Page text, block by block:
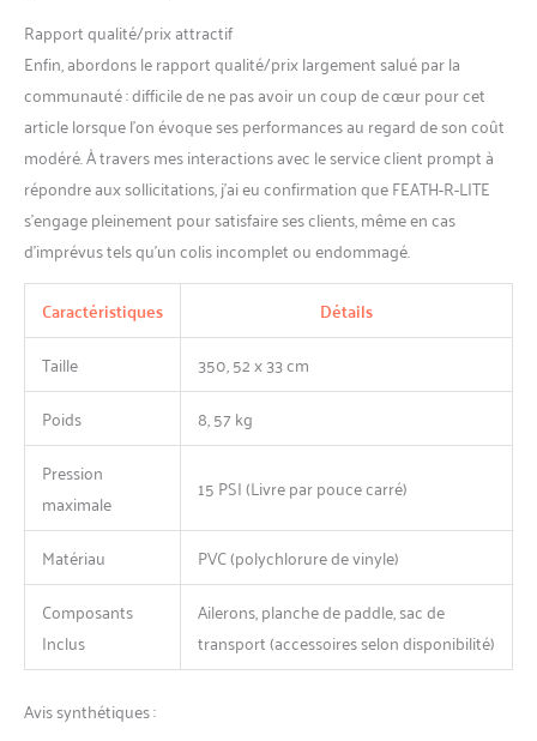
Rapport qualité/prix attractif
Enfin, abordons le rapport qualité/prix largement salué par la
communauté : difficile de ne pas avoir un coup de cœur pour cet
article lorsque l’on évoque ses performances au regard de son coût
modéré. À travers mes interactions avec le service client prompt à
répondre aux sollicitations, j’ai eu confirmation que FEATH-R-LITE
s’engage pleinement pour satisfaire ses clients, même en cas
d’imprévus tels qu’un colis incomplet ou endommagé.
Caractéristiques Détails
Taille
350, 52 x 33 cm
Poids
8, 57 kg
Pression
maximale
15 PSI (Livre par pouce carré)
Matériau
PVC (polychlorure de vinyle)
Composants
Inclus
Ailerons, planche de paddle, sac de
transport (accessoires selon disponibilité)
Avis synthétiques :